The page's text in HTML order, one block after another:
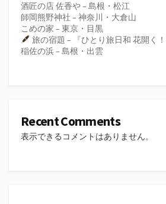
酒匠の店 佐香や – 島根・松江
師岡熊野神社 – 神奈川・大倉山
こめの家 – 東京・目黒
旅の宿題 – 『ひとり旅日和 花開く！
稲佐の浜 – 島根・出雲
Recent Comments
表示できるコメントはありません。